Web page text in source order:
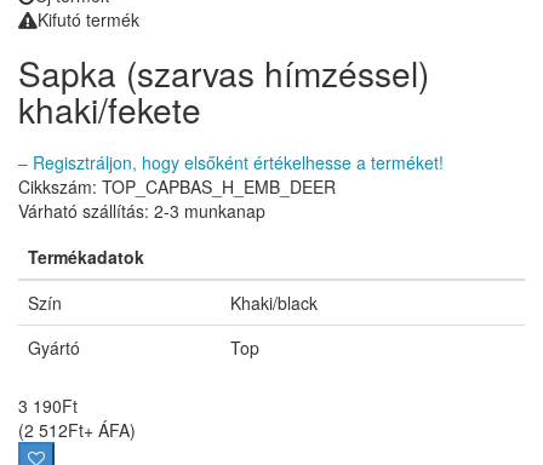
Kifutó termék
Sapka (szarvas hímzéssel)
khaki/fekete
– Regisztráljon, hogy elsőként értékelhesse a terméket!
Cikkszám: TOP_CAPBAS_H_EMB_DEER
Várható szállítás: 2-3 munkanap
Termékadatok
Szín
Khaki/black
Gyártó
Top
3 190Ft
(2 512Ft+ ÁFA)